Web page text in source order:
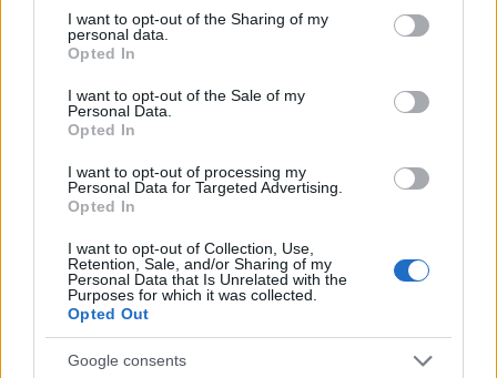
not limited to your visit or usage behaviour. You may click to
grant or deny consent to Google and its third-party tags to
use your data for below specified purposes in below Google
consent section.
I want to opt-out of the Sharing of my
personal data.
Opted In
I want to opt-out of the Sale of my
Personal Data.
Opted In
I want to opt-out of processing my
Personal Data for Targeted Advertising.
Opted In
I want to opt-out of Collection, Use,
Retention, Sale, and/or Sharing of my
Personal Data that Is Unrelated with the
Purposes for which it was collected.
Opted Out
Google consents
NEWS
Confira os números sorteados no concurso 3754 da Lotofácil
em São Paulo